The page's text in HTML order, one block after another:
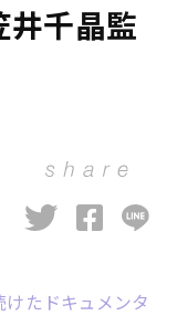
千晶監
たドキュメンタ